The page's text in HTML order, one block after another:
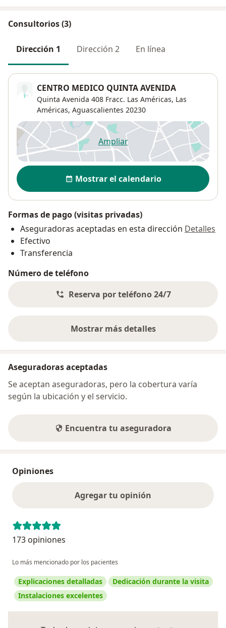
Consultorios (3)
Dirección 1 Dirección 2 En línea
CENTRO MEDICO QUINTA AVENIDA
Quinta Avenida 408 Fracc. Las Américas, Las
Américas, Aguascalientes 20230
Ampliarse abre en una nueva
Disponibilidad
Mostrar el calendario
Formas de pago (visitas privadas)
Aseguradoras aceptadas en esta dirección Detalles
Efectivo
Transferencia
Número de teléfono
Reserva por teléfono 24/7
Mostrar más detalles
sobre la dirección
Aseguradoras aceptadas
Se aceptan aseguradoras, pero la cobertura varía
según la ubicación y el servicio.
Encuentra tu aseguradora
Opiniones
Agregar tu opinión
173 opiniones
Lo más mencionado por los pacientes
Explicaciones detalladas
Dedicación durante la visita
Instalaciones excelentes